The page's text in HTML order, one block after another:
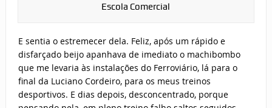
Escola Comercial
E sentia o estremecer dela. Feliz, após um rápido e
disfarçado beijo apanhava de imediato o machibombo
que me levaria às instalações do Ferroviário, lá para o
final da Luciano Cordeiro, para os meus treinos
desportivos. E dias depois, desconcentrado, porque